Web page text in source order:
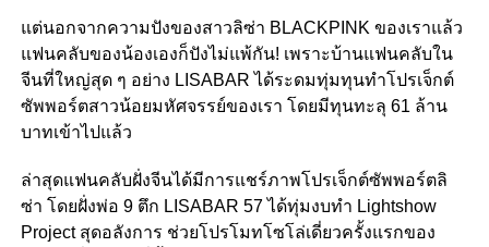
แต่นอกจากความปังของสาวลิซ่า BLACKPINK ของเราแล้ว
แฟนคลับของน้องเองก็ปังไม่แพ้กัน! เพราะบ้านแฟนคลับใน
จีนที่ใหญ่สุด ๆ อย่าง LISABAR ได้ระดมทุ่มทุนทำโปรเจ็กต์
ซัพพอร์ตสาวน้อยมหัศจรรย์ของเรา โดยมีทุนทะลุ 61 ล้าน
บาทเข้าไปแล้ว
ล่าสุดแฟนคลับฝั่งจีนได้มีการแชร์ภาพโปรเจ็กต์ซัพพอร์ตลิ
ซ่า โดยฝั่งพ่อ 9 ตึก LISABAR 57 ได้ทุ่มงบทำ Lightshow
Project สุดอลังการ ช่วยโปรโมทโซโล่เดี่ยวครั้งแรกของ